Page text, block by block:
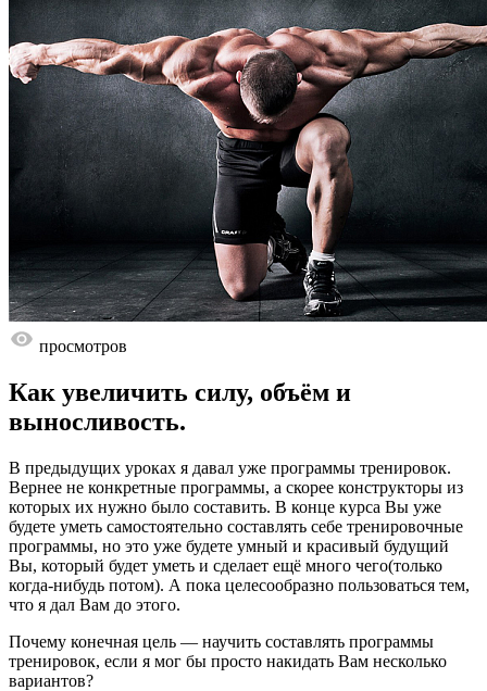
просмотров
Как увеличить силу, объём и
выносливость.
В предыдущих уроках я давал уже программы тренировок.
Вернее не конкретные программы, а скорее конструкторы из
которых их нужно было составить. В конце курса Вы уже
будете уметь самостоятельно составлять себе тренировочные
программы, но это уже будете умный и красивый будущий
Вы, который будет уметь и сделает ещё много чего(только
когда-нибудь потом). А пока целесообразно пользоваться тем,
что я дал Вам до этого.
Почему конечная цель — научить составлять программы
тренировок, если я мог бы просто накидать Вам несколько
вариантов?